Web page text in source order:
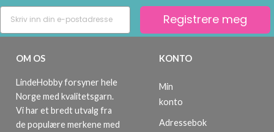
Registrere meg
OM OS
LindeHobby forsyner hele
Norge med kvalitetsgarn.
Vi har et bredt utvalg fra
de populære merkene med
KONTO
Min
konto
Adressebok